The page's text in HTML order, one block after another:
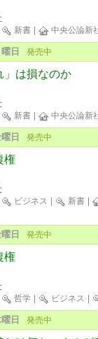
新書 中央公論新
日 発売中
」は損なのか
新書 中央公論新
日 発売中
権
ビジネス 新書
日 発売中
権
哲学 ビジネス
日 発売中